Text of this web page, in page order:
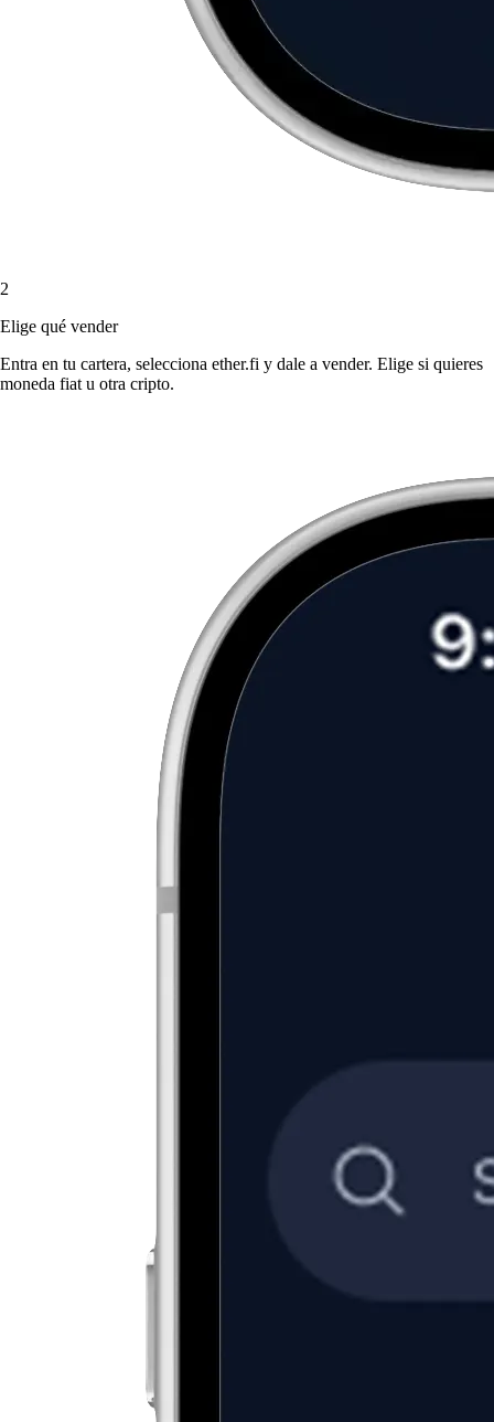
2
Elige qué vender
Entra en tu cartera, selecciona ether.fi y dale a vender. Elige si quieres
moneda fiat u otra cripto.